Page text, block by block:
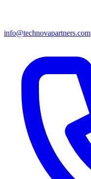
info@technovapartners.com